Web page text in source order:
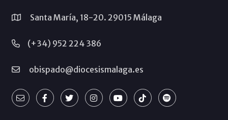
Santa María, 18-20. 29015 Málaga
(+34) 952 224 386
obispado@diocesismalaga.es